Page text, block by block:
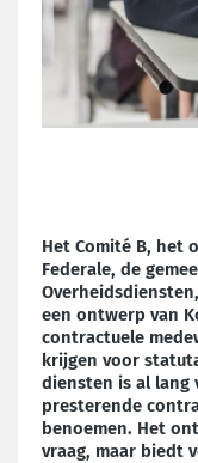
Het Comité B, het
Federale, de
een ontwerp van
contractuele
krijgen voor
diensten is al lang
presterende
benoemen. Het
vraag, maar biedt